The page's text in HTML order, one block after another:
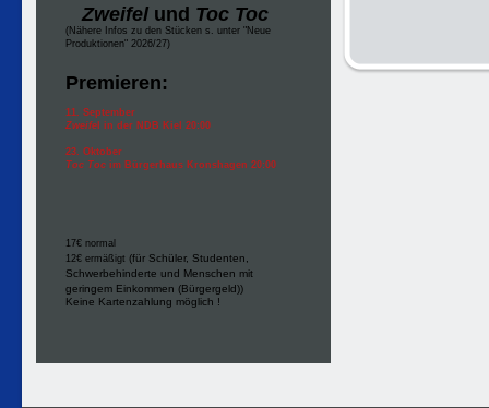
Zweifel und Toc Toc
(Nähere Infos zu den Stücken s. unter "Neue
Produktionen" 2026/27)
Premieren:
11. September
Zweife l in der NDB Kiel 20:00
23. Oktober
Toc Toc im Bürgerhaus Kronshagen 20:00
17€ normal
12€ ermäßigt (für Schüler, Studenten,
Schwerbehinderte und Menschen mit
geringem Einkommen (Bürgergeld))
Keine Kartenzahlung möglich !